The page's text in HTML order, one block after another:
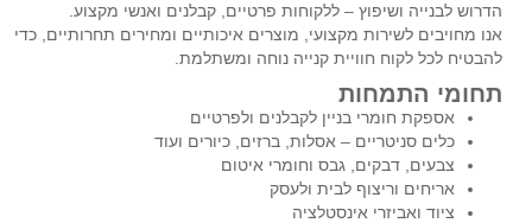
הדרוש לבנייה ושיפוץ – ללקוחות פרטיים, קבלנים ואנשי מקצוע.
אנו מחויבים לשירות מקצועי, מוצרים איכותיים ומחירים תחרותיים, כדי
להבטיח לכל לקוח חוויית קנייה נוחה ומשתלמת.
תחומי התמחות
אספקת חומרי בניין לקבלנים ולפרטיים
כלים סניטריים – אסלות, ברזים, כיורים ועוד
צבעים, דבקים, גבס וחומרי איטום
אריחים וריצוף לבית ולעסק
ציוד ואביזרי אינסטלציה